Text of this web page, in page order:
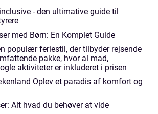
- den ultimative guide til
med Børn: En Komplet Guide
populær feriestil, der tilbyder rejsende
pakke, hvor al mad,
aktiviteter er inkluderet i prisen
Oplev et paradis af komfort og
Alt hvad du behøver at vide